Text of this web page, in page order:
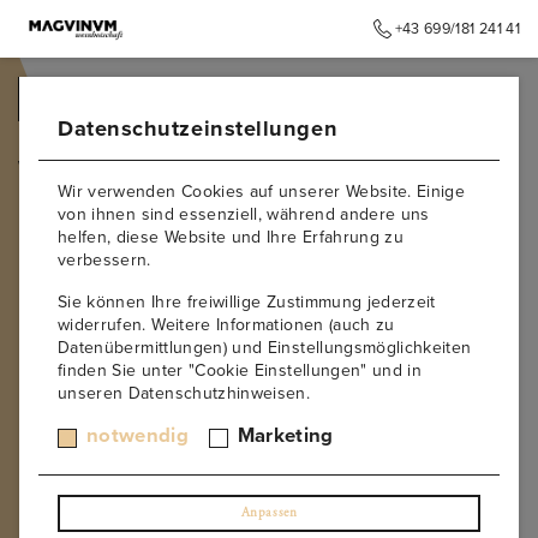
+43 699/181 241 41
Wagram
WAGRAM
mächtigen Lössböden, die den Weinen Fülle und Würze
verleihen. Vor allemGrüner Veltliner und Roter
Veltlinergedeihen hier in höchster Qualität. Typisch für den
Wagram sind cremige Textur, feine Pfeffernoten und eine
BeiMagvinumfindest dugereifte Wagram-Weine
Balance. Diese Weine beweisen, dass der Wagram zu den
Datenschutzeinstellungen
Wir verwenden Cookies auf unserer Website. Einige
von ihnen sind essenziell, während andere uns
helfen, diese Website und Ihre Erfahrung zu
verbessern.
Sie können Ihre freiwillige Zustimmung jederzeit
widerrufen. Weitere Informationen (auch zu
Datenübermittlungen) und Einstellungsmöglichkeiten
finden Sie unter "Cookie Einstellungen" und in
unseren Datenschutzhinweisen.
notwendig Marketing
Anpassen